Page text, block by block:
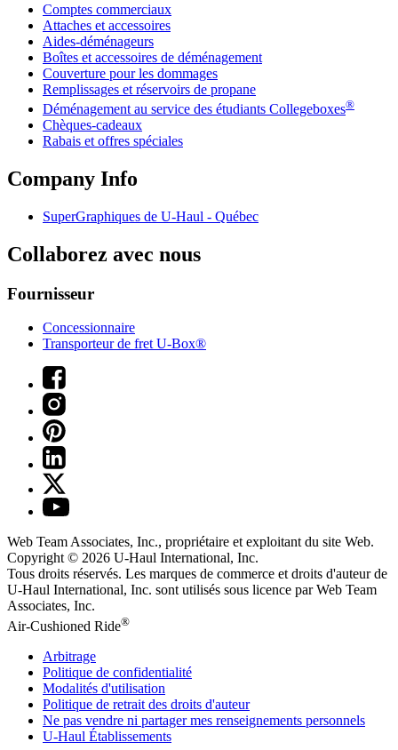
Comptes commerciaux
Attaches et accessoires
Aides-déménageurs
Boîtes et accessoires de déménagement
Couverture pour les dommages
Remplissages et réservoirs de propane
Déménagement au service des étudiants Collegeboxes®
Chèques-cadeaux
Rabais et offres spéciales
Company Info
SuperGraphiques de U-Haul - Québec
Collaborez avec nous
Fournisseur
Concessionnaire
Transporteur de fret U-Box®
Web Team Associates, Inc., propriétaire et exploitant du site Web.
Copyright © 2026 U-Haul International, Inc.
Tous droits réservés. Les marques de commerce et droits d'auteur de
U-Haul International, Inc. sont utilisés sous licence par Web Team
Associates, Inc.
Air-Cushioned Ride®
Arbitrage
Politique de confidentialité
Modalités d'utilisation
Politique de retrait des droits d'auteur
Ne pas vendre ni partager mes renseignements personnels
U-Haul Établissements